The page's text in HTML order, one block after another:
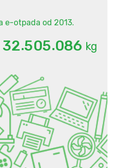
e-otpada od 2013.
32.505.086 kg